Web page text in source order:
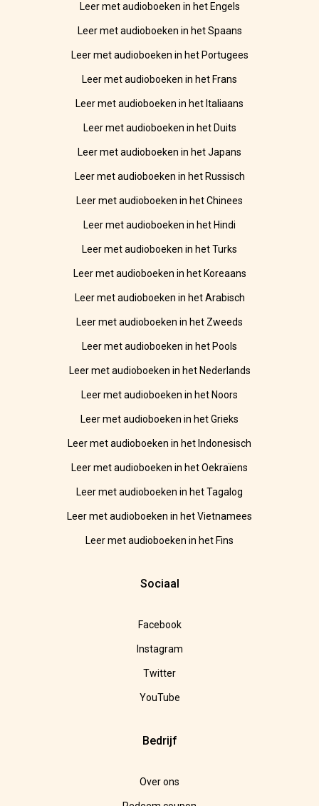
Leer met audioboeken in het Engels
Leer met audioboeken in het Spaans
Leer met audioboeken in het Portugees
Leer met audioboeken in het Frans
Leer met audioboeken in het Italiaans
Leer met audioboeken in het Duits
Leer met audioboeken in het Japans
Leer met audioboeken in het Russisch
Leer met audioboeken in het Chinees
Leer met audioboeken in het Hindi
Leer met audioboeken in het Turks
Leer met audioboeken in het Koreaans
Leer met audioboeken in het Arabisch
Leer met audioboeken in het Zweeds
Leer met audioboeken in het Pools
Leer met audioboeken in het Nederlands
Leer met audioboeken in het Noors
Leer met audioboeken in het Grieks
Leer met audioboeken in het Indonesisch
Leer met audioboeken in het Oekraïens
Leer met audioboeken in het Tagalog
Leer met audioboeken in het Vietnamees
Leer met audioboeken in het Fins
Sociaal
Facebook
Instagram
Twitter
YouTube
Bedrijf
Over ons